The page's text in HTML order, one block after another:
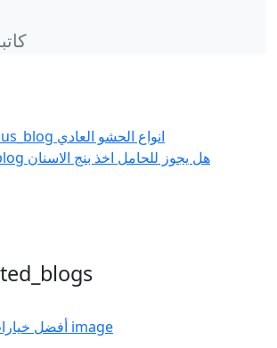
-
انواع الحشو العادي
هل يجوز للحامل اخذ بنج الاسنان